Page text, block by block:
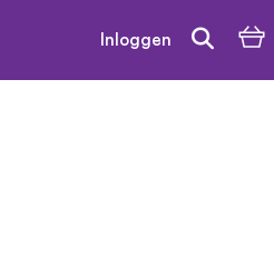
Inloggen